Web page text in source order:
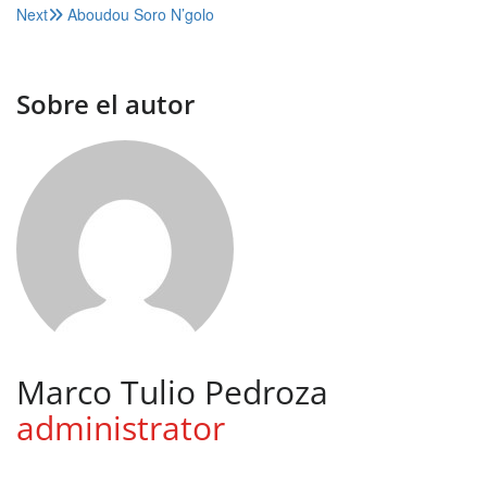
de
Next
Aboudou Soro N’golo
Sobre el autor
Marco Tulio Pedroza
administrator